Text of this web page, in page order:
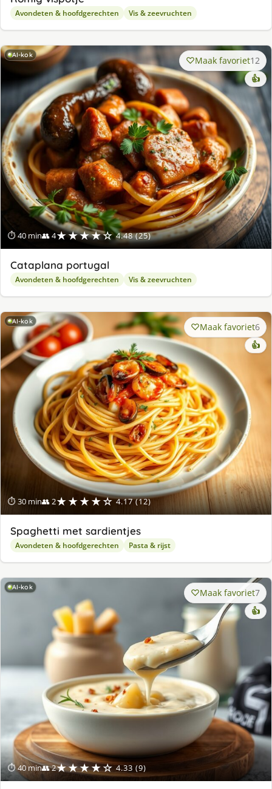
Avondeten & hoofdgerechten Vis & zeevruchten
AI-kok
⏱ 40 min👥 4★★★★☆ 4.48 (25)
Maak favoriet12
👍
Cataplana portugal
Avondeten & hoofdgerechten Vis & zeevruchten
AI-kok
⏱ 30 min👥 2★★★★☆ 4.17 (12)
Maak favoriet6
👍
Spaghetti met sardientjes
Avondeten & hoofdgerechten Pasta & rijst
AI-kok
⏱ 40 min👥 2★★★★☆ 4.33 (9)
Maak favoriet7
👍